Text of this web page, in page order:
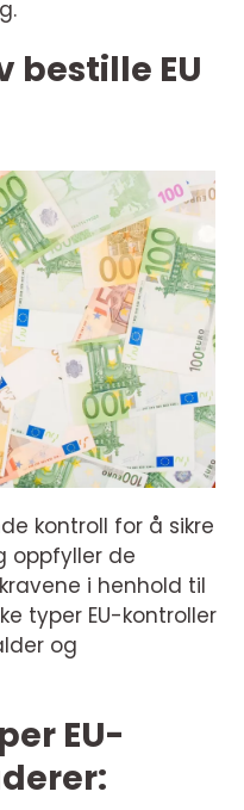
bestille EU
kontroll for å sikre
oppfyller de
i henhold til
typer EU-kontroller
og
EU-